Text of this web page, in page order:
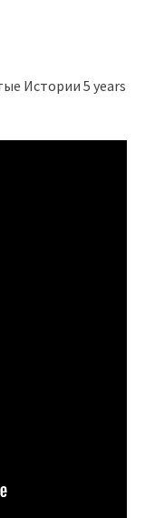
Истории 5 years